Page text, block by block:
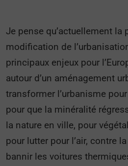
Je pense qu’actuellement la
modification de
principaux enjeux pour
autour d’un aménagement
transformer l’urbanisme
pour que la minéralité
la nature en ville, pour
pour lutter pour l’air, contre
bannir les voitures